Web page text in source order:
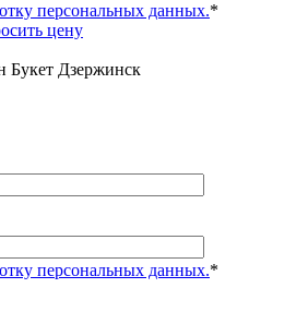
персональных данных.*
цену
Букет Дзержинск
персональных данных.*